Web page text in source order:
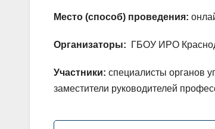
Место (способ) проведения:
Организаторы: ГБОУ ИРО
Участники: специалисты органов
заместители руководителей